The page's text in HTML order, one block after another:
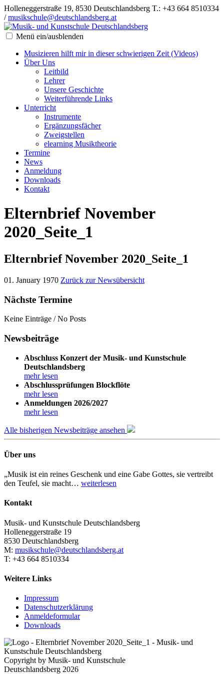
Holleneggerstraße 19, 8530 Deutschlandsberg T.: +43 664 8510334
/musikschule@deutschlandsberg.at
Menü ein/ausblenden
Musizieren hilft mir in dieser schwierigen Zeit (Videos)
Über Uns
Leitbild
Lehrer
Unsere Geschichte
Weiterführende Links
Unterricht
Instrumente
Ergänzungsfächer
Zweigstellen
elearning Musiktheorie
Termine
News
Anmeldung
Downloads
Kontakt
Elternbrief November
2020_Seite_1
Elternbrief November 2020_Seite_1
01. January 1970 Zurück zur Newsübersicht
Nächste Termine
Keine Einträge / No Posts
Newsbeiträge
Abschluss Konzert der Musik- und Kunstschule
Deutschlandsberg
mehr lesen
Abschlussprüfungen Blockflöte
mehr lesen
Anmeldungen 2026/2027
mehr lesen
Alle bisherigen Newsbeiträge ansehen
Über uns
„Musik ist ein reines Geschenk und eine Gabe Gottes, sie vertreibt
den Teufel, sie macht… weiterlesen
Kontakt
Musik- und Kunstschule Deutschlandsberg
Holleneggerstraße 19
8530 Deutschlandsberg
M: musikschule@deutschlandsberg.at
T: +43 664 8510334
Weitere Links
Impressum
Datenschutzerklärung
Anmeldeformular
Downloads
Copyright by Musik- und Kunstschule
Deutschlandsberg 2026